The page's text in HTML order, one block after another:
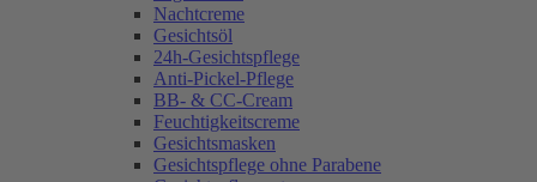
Nachtcreme
Gesichtsöl
24h-Gesichtspflege
Anti-Pickel-Pflege
BB- & CC-Cream
Feuchtigkeitscreme
Gesichtsmasken
Gesichtspflege ohne Parabene